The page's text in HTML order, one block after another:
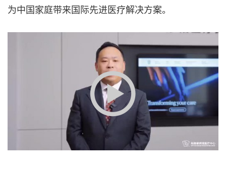
为中国家庭带来国际先进医疗解决方案。